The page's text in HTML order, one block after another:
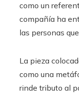
como un
compañía ha
las personas
La pieza
como una
rinde tributo al